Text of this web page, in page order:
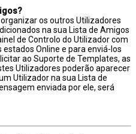
os outros Utilizadores
na sua Lista de Amigos
de Controlo do Utilizador com
Online e para enviá-los
ao Suporte de Templates, as
Utilizadores poderão aparecer
Utilizador na sua Lista de
enviada por ele, será